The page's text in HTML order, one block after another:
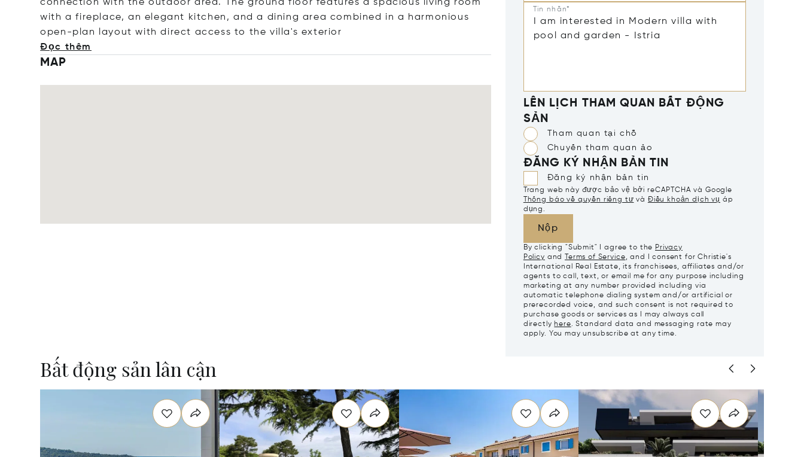
connection with the outdoor area. The ground floor features a spacious living room
with a fireplace, an elegant kitchen, and a dining area combined in a harmonious
open-plan layout with direct access to the villa's exterior
Đọc thêm
MAP
Tin nhắn*
LÊN LỊCH THAM QUAN BẤT ĐỘNG
SẢN
Tham quan tại chỗ
Chuyến tham quan ảo
ĐĂNG KÝ NHẬN BẢN TIN
Đăng ký nhận bản tin
Trang web này được bảo vệ bởi reCAPTCHA và Google
Thông báo về quyền riêng tư và Điều khoản dịch vụ áp
dụng.
Nộp
By clicking "Submit" I agree to the Privacy
Policy and Terms of Service, and I consent for Christie's
International Real Estate, its franchisees, affiliates and/or
agents to call, text, or email me for any purpose including
marketing at any number provided including via
automatic telephone dialing system and/or artificial or
prerecorded voice, and such consent is not required to
purchase goods or services as I may always call
directly here. Standard data and messaging rate may
apply. You may unsubscribe at any time.
Bất động sản lân cận